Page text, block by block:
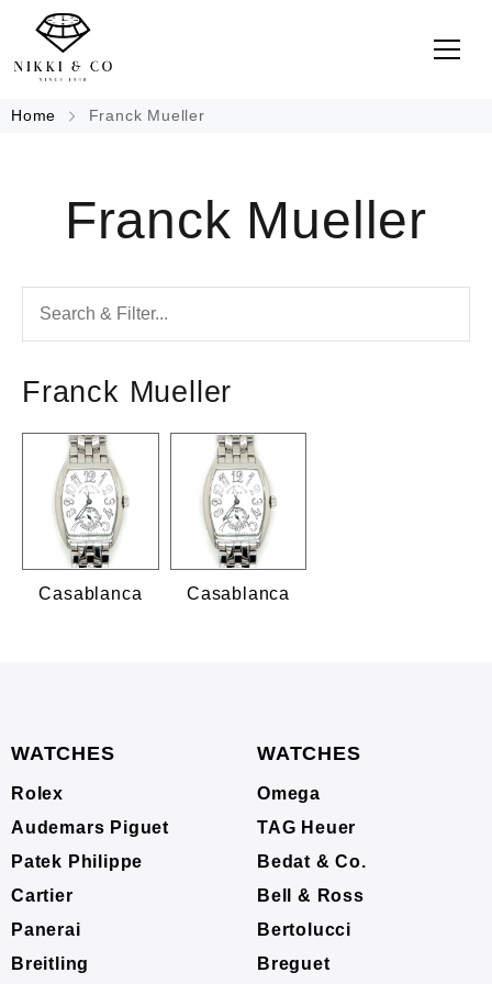
Home Franck Mueller
Franck Mueller
Franck Mueller
Casablanca Casablanca
WATCHES
Rolex
Audemars Piguet
Patek Philippe
Cartier
Panerai
Breitling
WATCHES
Omega
TAG Heuer
Bedat & Co.
Bell & Ross
Bertolucci
Breguet